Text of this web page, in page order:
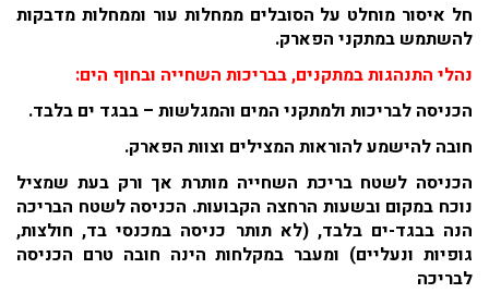
חל איסור מוחלט על הסובלים ממחלות עור וממחלות מדבקות
להשתמש במתקני הפארק.
נהלי התנהגות במתקנים, בבריכות השחייה ובחוף הים:
הכניסה לבריכות ולמתקני המים והמגלשות – בבגד ים בלבד.
חובה להישמע להוראות המצילים וצוות הפארק.
הכניסה לשטח בריכת השחייה מותרת אך ורק בעת שמציל
נוכח במקום ובשעות הרחצה הקבועות. הכניסה לשטח הבריכה
הנה בבגד-ים בלבד, (לא תותר כניסה במכנסי בד, חולצות,
גופיות ונעליים) ומעבר במקלחות הינה חובה טרם הכניסה
לבריכה